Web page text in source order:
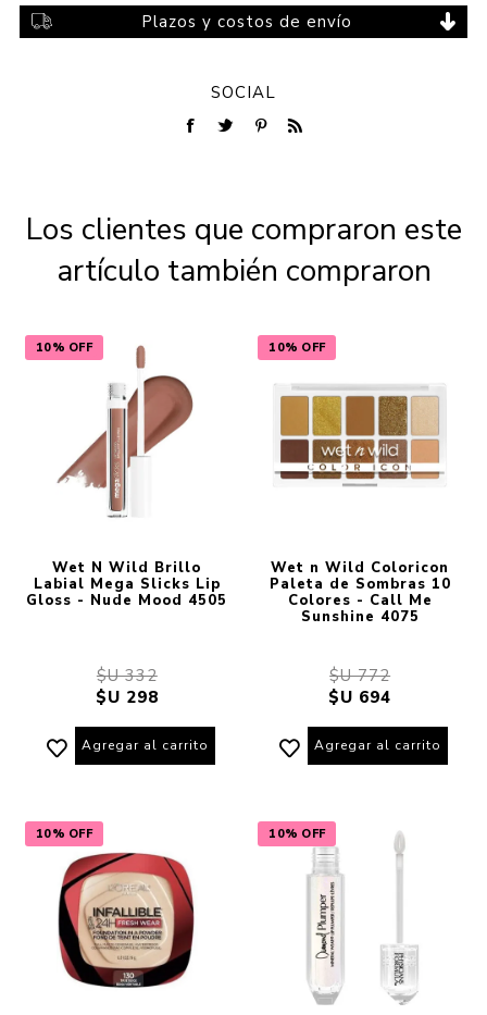
Plazos y costos de envío
SOCIAL
Los clientes que compraron este
artículo también compraron
10% OFF
Wet N Wild Brillo
Labial Mega Slicks Lip
Gloss - Nude Mood 4505
$U 332
$U 298
Agregar al carrito
10% OFF
Wet n Wild Coloricon
Paleta de Sombras 10
Colores - Call Me
Sunshine 4075
$U 772
$U 694
Agregar al carrito
10% OFF 10% OFF